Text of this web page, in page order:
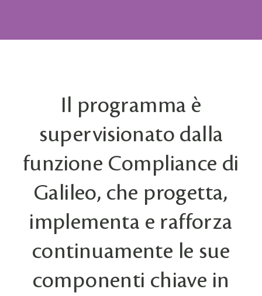
Il programma è
supervisionato dalla
funzione Compliance di
Galileo, che progetta,
implementa e rafforza
continuamente le sue
componenti chiave in